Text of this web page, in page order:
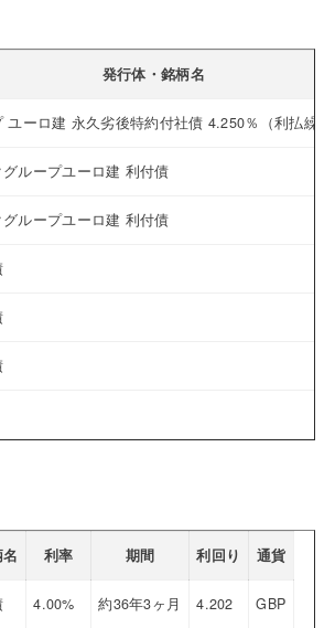
発行体・銘柄名
ユーロ建 永久劣後特約付社債 4.250％（利払繰
ループユーロ建 利付債
ループユーロ建 利付債
利率 期間 利回り 通貨
4.00% 約36年3ヶ月 4.202 GBP